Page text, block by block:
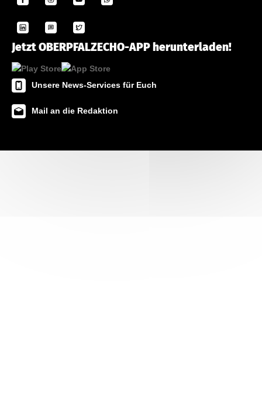
Jetzt OBERPFALZECHO-APP herunterladen!
Unsere News-Services für Euch
Mail an die Redaktion